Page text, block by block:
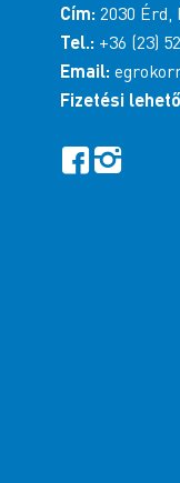
Cím: 2030 Érd,
Tel.: +36 (23)
Email:
Fizetési